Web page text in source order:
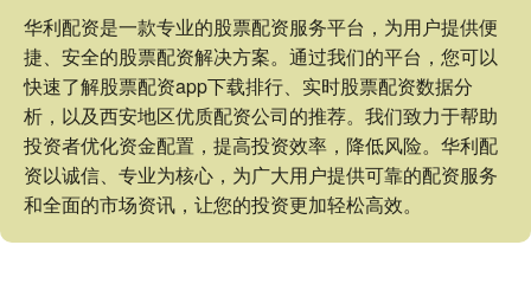
华利配资是一款专业的股票配资服务平台，为用户提供便
捷、安全的股票配资解决方案。通过我们的平台，您可以
快速了解股票配资app下载排行、实时股票配资数据分
析，以及西安地区优质配资公司的推荐。我们致力于帮助
投资者优化资金配置，提高投资效率，降低风险。华利配
资以诚信、专业为核心，为广大用户提供可靠的配资服务
和全面的市场资讯，让您的投资更加轻松高效。